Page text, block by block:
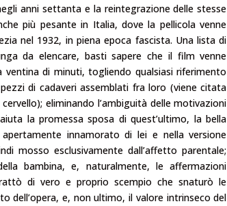
anni settanta e la reintegrazione delle stesse
più pesante in Italia, dove la pellicola venne
nel 1932, in piena epoca fascista. Una lista di
da elencare, basti sapere che il film venne
ventina di minuti, togliendo qualsiasi riferimento
di cadaveri assemblati fra loro (viene citata
eliminando l’ambiguità delle motivazioni
la promessa sposa di quest’ultimo, la bella
innamorato di lei e nella versione
mosso esclusivamente dall’affetto parentale;
bambina, e, naturalmente, le affermazioni
di vero e proprio scempio che snaturò le
dell’opera, e, non ultimo, il valore intrinseco del